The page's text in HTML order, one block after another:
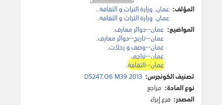
المؤلف: ‫عمان. وزارة التراث و الثقافة.‬.
عمان. وزارة التراث و الثقافة.
المواضيع: عمان--دوائر معارف.
عمان--تاريخ--دوائر معارف.
عمان--وصف و رحلات.
عمان--تراجم.
عمان--الثقافة.
تصنيف الكونجرس: DS247.O6 M39 2013
نوع المادة: مراجع
المصدر: فرع إبراء